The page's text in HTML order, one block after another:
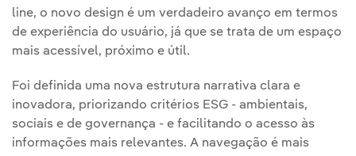
line, o novo design é um verdadeiro avanço em termos
de experiência do usuário, já que se trata de um espaço
mais acessível, próximo e útil.
Foi definida uma nova estrutura narrativa clara e
inovadora, priorizando critérios ESG - ambientais,
sociais e de governança - e facilitando o acesso às
informações mais relevantes. A navegação é mais